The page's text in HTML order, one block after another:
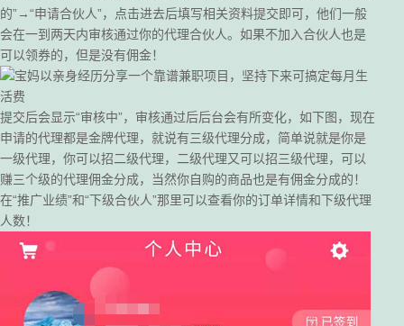
的”→“申请合伙人”，点击进去后填写相关资料提交即可，他们一般
会在一到两天内审核通过你的代理合伙人。如果不加入合伙人也是
可以领券的，但是没有佣金！
提交后会显示“审核中”，审核通过后后台会有所变化，如下图，现在
申请的代理都是金牌代理，就说有三级代理分成，简单说就是你是
一级代理，你可以招二级代理，二级代理又可以招三级代理，可以
赚三个级的代理佣金分成，当然你自购的商品也是有佣金分成的！
在“推广业绩”和“下级合伙人”那里可以查看你的订单详情和下级代理
人数！